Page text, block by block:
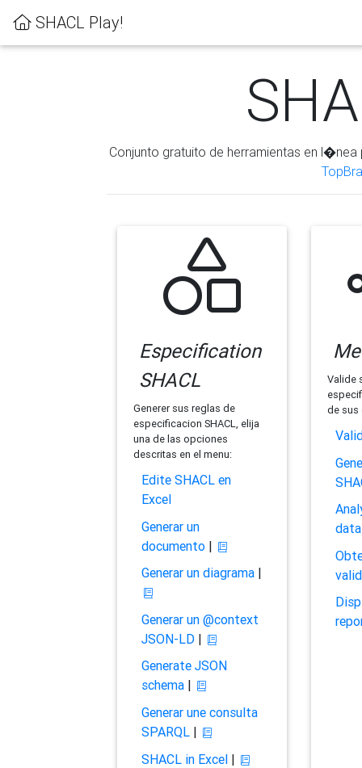
SHACL Play!
Conjunto gratuito de herramientas en
Especification
SHACL
Generer sus reglas de
especificacion SHACL, elija
una de las opciones
descritas en el menu:
Edite SHACL en
Excel
Generar un
documento|
Generar un diagrama|
Generar un @context
JSON-LD|
Generate JSON
schema|
Generar une consulta
SPARQL|
SHACL in Excel|
Valide
de sus